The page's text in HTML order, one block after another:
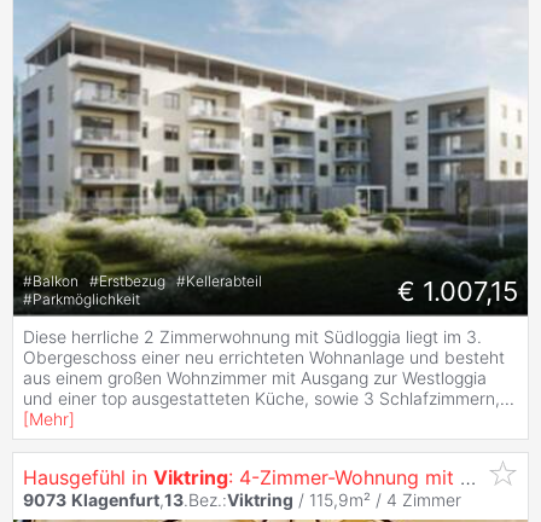
#Balkon #Erstbezug #Kellerabteil
#Parkmöglichkeit € 1.007,15
Diese herrliche 2 Zimmerwohnung mit Südloggia liegt im 3.
Obergeschoss einer neu errichteten Wohnanlage und besteht
aus einem großen Wohnzimmer mit Ausgang zur Westloggia
und einer top ausgestatteten Küche, sowie 3 Schlafzimmern,...
[Mehr]
Hausgefühl in Viktring: 4-Zimmer-Wohnung mit ca. 450 m² Eigengarten, eigenem Pool & Tiefgarage inklusive
9073 Klagenfurt,13.Bez.:Viktring / 115,9m² / 4 Zimmer